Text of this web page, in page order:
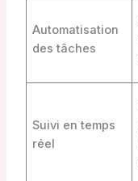
Automatisation
des tâches
Suivi en temps
réel